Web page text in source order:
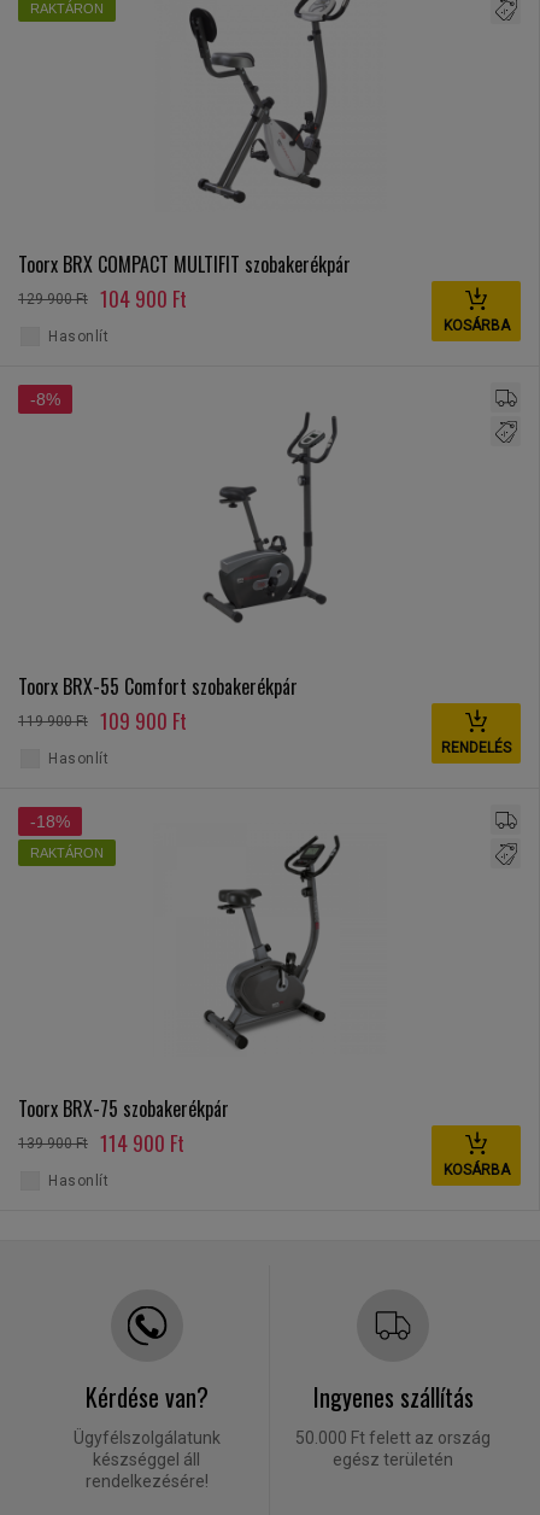
RAKTÁRON
Toorx BRX COMPACT MULTIFIT szobakerékpár
129 900 Ft 104 900 Ft
KOSÁRBA
Hasonlít
-8%
Toorx BRX-55 Comfort szobakerékpár
119 900 Ft 109 900 Ft
RENDELÉS
Hasonlít
-18%
RAKTÁRON
Toorx BRX-75 szobakerékpár
139 900 Ft 114 900 Ft
KOSÁRBA
Hasonlít
Kérdése van?
Ügyfélszolgálatunk
készséggel áll
rendelkezésére!
Ingyenes szállítás
50.000 Ft felett az ország
egész területén